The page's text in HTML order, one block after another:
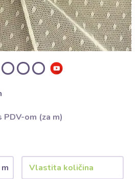
PDV-om (za m)